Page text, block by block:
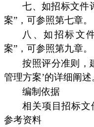
七、如招标文件
案”，可参照第七章。
八、如招标文
案”，可参照第九章。
按照评分准则，
管理方案’的详细阐述
编制依据
相关项目招标
参考资料